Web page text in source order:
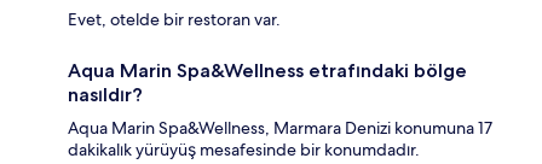
Evet, otelde bir restoran var.
Aqua Marin Spa&Wellness etrafındaki bölge
nasıldır?
Aqua Marin Spa&Wellness, Marmara Denizi konumuna 17
dakikalık yürüyüş mesafesinde bir konumdadır.